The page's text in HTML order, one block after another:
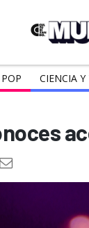
CIENCIA